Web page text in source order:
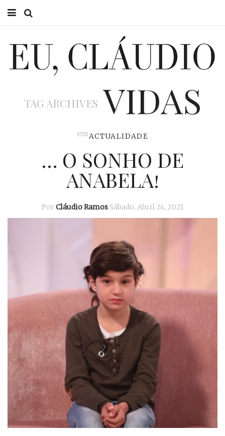
EU CLÁUDIO
EU NA TV
ACTUALIDADE
TAG ARCHIVES VIDAS
emACTUALIDADE
… O SONHO DE
ANABELA!
Por Cláudio Ramos Sábado, Abril 24, 2021